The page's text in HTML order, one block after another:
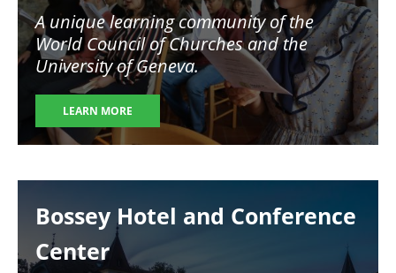
A unique learning community of the
World Council of Churches and the
University of Geneva.
LEARN MORE
Bossey Hotel and Conference
Center